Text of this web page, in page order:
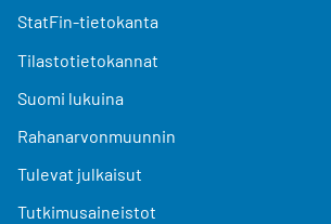
StatFin-tietokanta
Tilastotietokannat
Suomi lukuina
Rahanarvonmuunnin
Tulevat julkaisut
Tutkimusaineistot